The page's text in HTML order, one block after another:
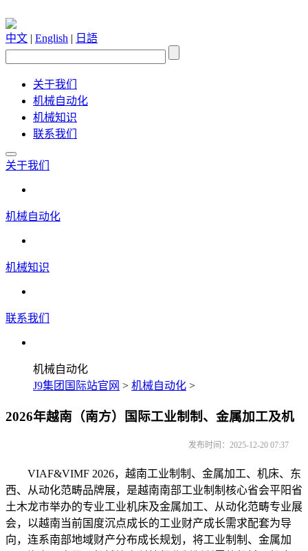
中文 | English | 日語
关于我们
机械自动化
机械知识
联系我们
关于我们
机械自动化
机械知识
联系我们
机械自动化
J9集团国际站官网 > 机械自动化 >
2026年越南（南方）国际工业制制、金属加工及机
发布时间：2025-12-20 07:37
VIAF&VIMF 2026，越南工业制制、金属加工、机床、东
西、从动化范畴品牌展，是越南南部工业制制核心省会平阳省
土木龙市举办的专业工业机床及金属加工、从动化范畴专业展
会，以越南当前国度沉点成长的工业财产成长需求配套为导
向，连系南部地域财产分布成长规划，将工业制制、金属加